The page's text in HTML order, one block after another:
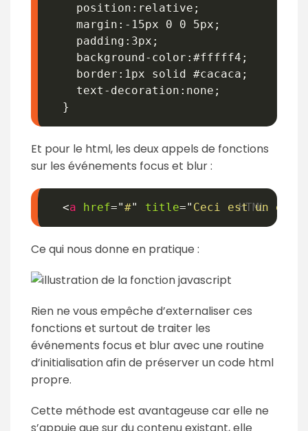
    position:relative;
    margin:-15px 0 0 5px;
    padding:3px;
    background-color:#fffff4;
    border:1px solid #cacaca;
    text-decoration:none;
  }
Et pour le html, les deux appels de fonctions
sur les événements focus et blur :
<a href="#" title=" Ceci est un
Ce qui nous donne en pratique :
Rien ne vous empêche d’externaliser ces
fonctions et surtout de traiter les
événements focus et blur avec une routine
d’initialisation afin de préserver un code html
propre.
Cette méthode est avantageuse car elle ne
s’appuie que sur du contenu existant, elle